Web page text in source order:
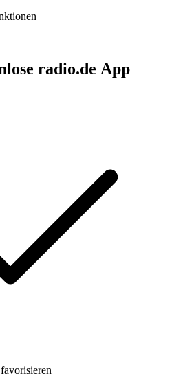
radio.de App